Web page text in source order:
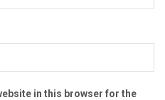
in this browser for the